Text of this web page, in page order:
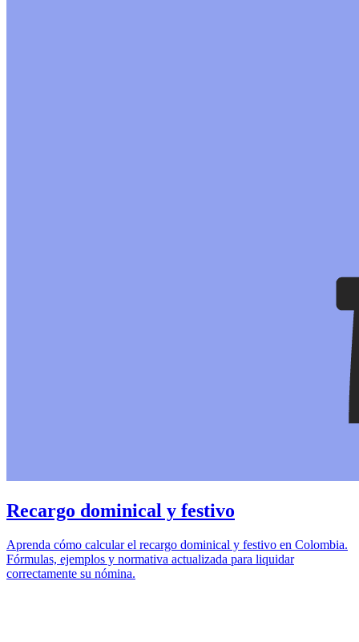
Recargo dominical y festivo
Aprenda cómo calcular el recargo dominical y festivo en Colombia.
Fórmulas, ejemplos y normativa actualizada para liquidar
correctamente su nómina.